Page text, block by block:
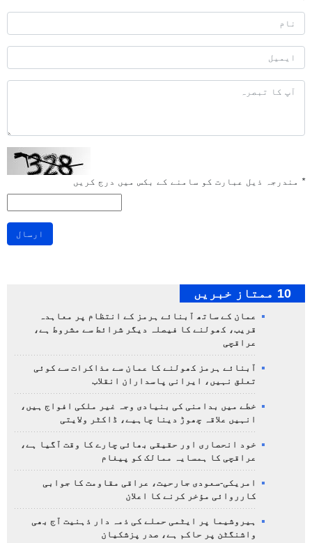
* مندرجہ ذیل عبارت کو سامنے کے بکس میں درج کریں
ارسال
10 ممتاز خبریں
عمان کے ساتھ آبنائے ہرمز کے انتظام پر معاہدہ
قریب، کھولنے کا فیصلہ دیگر شرائط سے مشروط ہے،
عراقچی
آبنائے ہرمز کھولنے کا عمان سے مذاکرات سے کوئی
تعلق نہیں، ایرانی پاسداران انقلاب
خطے میں بدامنی کی بنیادی وجہ غیر ملکی افواج ہیں،
انہیں علاقہ چھوڑ دینا چاہیے، ڈاکٹر ولایتی
خود انحصاری اور حقیقی بھائی چارے کا وقت آگیا ہے،
عراقچی کا ہمسایہ ممالک کو پیغام
امریکی-سعودی جارحیت، عراقی مقاومت کا جوابی
کارروائی مؤخر کرنے کا اعلان
ہیروشیما پر ایٹمی حملے کی ذمہ دار ذہنیت آج بھی
واشنگٹن پر حاکم ہے، صدر پزشکیان